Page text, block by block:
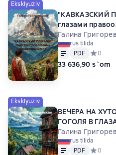
Eksklyuziv
"КАВКАЗСКИЙ
глазами
Галина
rus tilida
Matn
PDF
PDF Средний
0
33 636,90 s`om
Eksklyuziv
ВЕЧЕРА НА
ГОГОЛЯ
Галина
rus tilida
Matn
PDF
PDF Средний
0